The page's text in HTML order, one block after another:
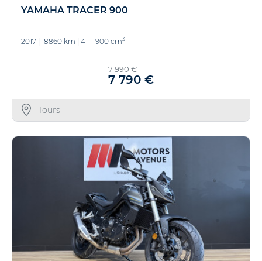
YAMAHA TRACER 900
2017 18860 km 4T - 900 cm3
7 990 €
7 790 €
Tours